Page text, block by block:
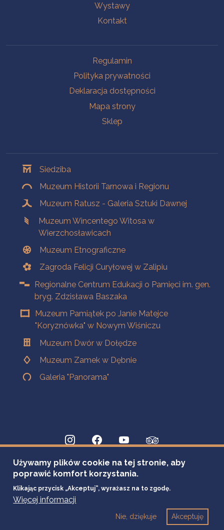
Wystawy
Kontakt
Regulamin
Polityka prywatności
Deklaracja dostępności
Mapa strony
Sklep
Siedziba
Muzeum Historii Tarnowa i Regionu
Muzeum Ratusz - Galeria Sztuki Dawnej
Muzeum Wincentego Witosa w
Wierzchosławicach
Muzeum Etnograficzne
Zagroda Felicji Curyłowej w Zalipiu
Regionalne Centrum Edukacji o Pamięci im. gen.
bryg. Zdzisława Baszaka
Muzeum Pamiątek po Janie Matejce
"Koryznówka" w Nowym Wiśniczu
Muzeum Dwór w Dołędze
Muzeum Zamek w Dębnie
Galeria "Panorama"
Używamy plików cookie na tej stronie, aby
poprawić komfort korzystania.
Klikając przycisk „Akceptuj”, wyrażasz na to zgodę.
Więcej informacji
Akceptuję
Nie, dziękuje